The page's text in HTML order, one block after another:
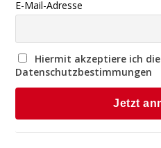
E-Mail-Adresse
Hiermit akzeptiere ich die
Datenschutzbestimmungen